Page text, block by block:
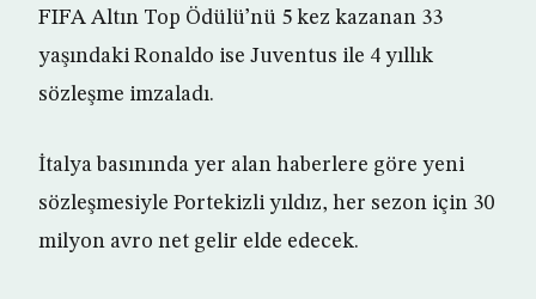
FIFA Altın Top Ödülü’nü 5 kez kazanan 33
yaşındaki Ronaldo ise Juventus ile 4 yıllık
sözleşme imzaladı.
İtalya basınında yer alan haberlere göre yeni
sözleşmesiyle Portekizli yıldız, her sezon için 30
milyon avro net gelir elde edecek.